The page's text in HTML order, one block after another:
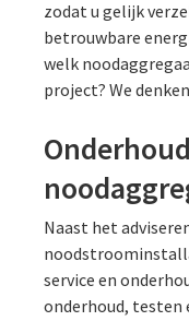
zodat u gelijk
betrouwbare
welk
project? We
Naast het
service en
onderhoud, testen